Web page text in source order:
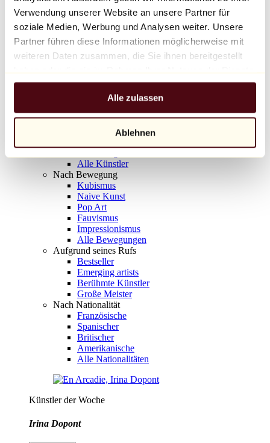
Verwendung unserer Website an unsere Partner für
soziale Medien, Werbung und Analysen weiter. Unsere
Partner führen diese Informationen möglicherweise mit
weiteren Daten zusammen, die Sie ihnen bereitgestellt
gesammelt haben.
Alle zulassen
Ablehnen
Balloon Dog (Orange)
Jeff Koons
10.000 €
Entdecken
Alle Bildhauer
Alle Fotografen
Alle Künstler
Nach Bewegung
Kubismus
Naive Kunst
Pop Art
Fauvismus
Impressionismus
Alle Bewegungen
Aufgrund seines Rufs
Bestseller
Emerging artists
Berühmte Künstler
Große Meister
Nach Nationalität
Französische
Spanischer
Britischer
Amerikanische
Alle Nationalitäten
Künstler der Woche
Irina Dopont